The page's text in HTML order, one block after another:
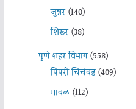
जुन्नर(140)
शिरूर(38)
पुणे शहर विभाग(558)
पिंपरी चिचंवड(409)
मावळ(112)